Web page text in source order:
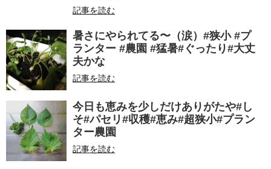
記事を読む
暑さにやられてる〜（涙）#狭小 #プ
ランター #農園 #猛暑#ぐったり#大丈
夫かな
記事を読む
今日も恵みを少しだけありがたや#し
そ#パセリ#収穫#恵み#超狭小#プラン
ター農園
記事を読む